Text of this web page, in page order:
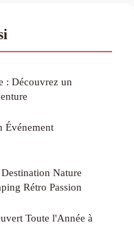
: Découvrez un
Événement
Nature
Rétro Passion
Toute l'Année à